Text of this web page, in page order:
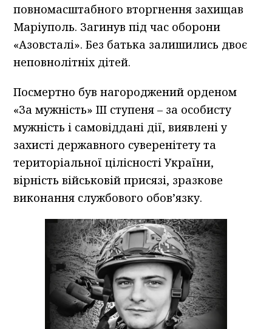
повномасштабного вторгнення захищав
Маріуполь. Загинув під час оборони
«Азовсталі». Без батька залишились двоє
неповнолітніх дітей.
Посмертно був нагороджений орденом
«За мужність» III ступеня – за особисту
мужність і самовіддані дії, виявлені у
захисті державного суверенітету та
територіальної цілісності України,
вірність військовій присязі, зразкове
виконання службового обов’язку.